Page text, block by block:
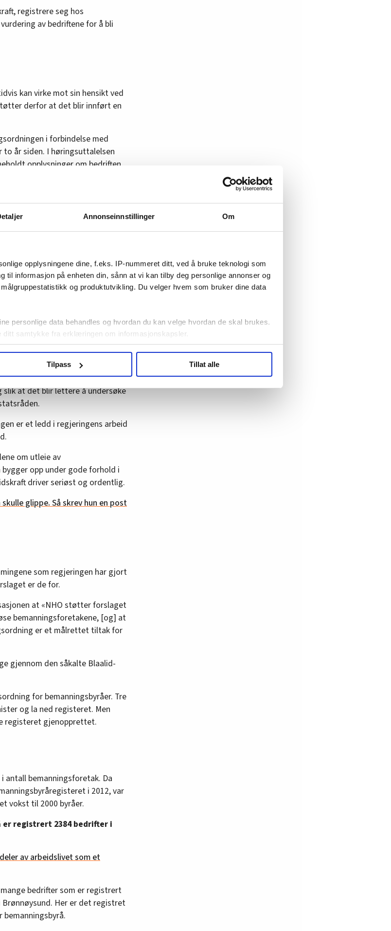
Annonseinnstillinger Om
opplysningene dine, f.eks. IP-nummeret ditt, ved å bruke teknologi som
til informasjon på enheten din, sånn at vi kan tilby deg personlige annonser og
og produktutvikling. Du velger hvem som bruker dine data
personlige data behandles og hvordan du kan velge hvordan de skal brukes.
samtykke fra erklæringen om informasjonskapsler.
relevant innhold, tilpassede annonser og utarbeide statistikk.
ned på denne siden.
Tilpass Tillat alle
registrere seg hos
av bedriftene for å bli
kan virke mot sin hensikt ved
derfor at det blir innført en
i forbindelse med
år siden. I høringsuttalelsen
opplysninger om bedriften
den norske storstreiken
godkjenningsordningen vil dette
til 31. mars, vil det ikke være tillatt
søknad til behandling. I registeret
en søknad under behandling
godkjent, har en søknad under
at det blir lettere å undersøke
er et ledd i regjeringens arbeid
om utleie av
opp under gode forhold i
driver seriøst og ordentlig.
glippe. Så skrev hun en post
som regjeringen har gjort
er de for.
at «NHO støtter forslaget
bemanningsforetakene, [og] at
er et målrettet tiltak for
gjennom den såkalte Blaalid-
for bemanningsbyråer. Tre
og la ned registeret. Men
registeret gjenopprettet.
antall bemanningsforetak. Da
i 2012, var
vokst til 2000 byråer.
registrert 2384 bedrifter i
av arbeidslivet som et
bedrifter som er registrert
Her er det registret